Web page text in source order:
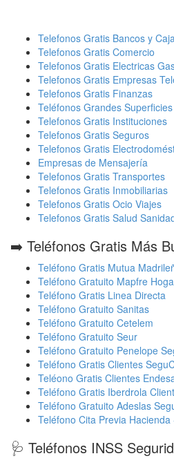
Telefonos Gratis Bancos y
Telefonos Gratis Comercio
Telefonos Gratis Electricas
Telefonos Gratis Empresas
Telefonos Gratis Finanzas
Teléfonos Grandes Superficies
Telefonos Gratis Instituciones
Telefonos Gratis Seguros
Telefonos Gratis
Empresas de Mensajería
Telefonos Gratis Transportes
Telefonos Gratis Inmobiliarias
Telefonos Gratis Ocio Viajes
Telefonos Gratis Salud
➡️ Teléfonos Gratis Más
Teléfono Gratis Mutua
Teléfono Gratuito Mapfre
Teléfono Gratis Linea Directa
Teléfono Gratuito Sanitas
Teléfono Gratuito Cetelem
Teléfono Gratuito Seur
Teléfono Gratuito Penelope
Teléfono Gratis Clientes
Teléono Gratis Clientes
Teléfono Gratis Iberdrola
Teléfono Gratuito Adeslas
Teléfono Cita Previa Hacienda
🩺 Teléfonos INSS